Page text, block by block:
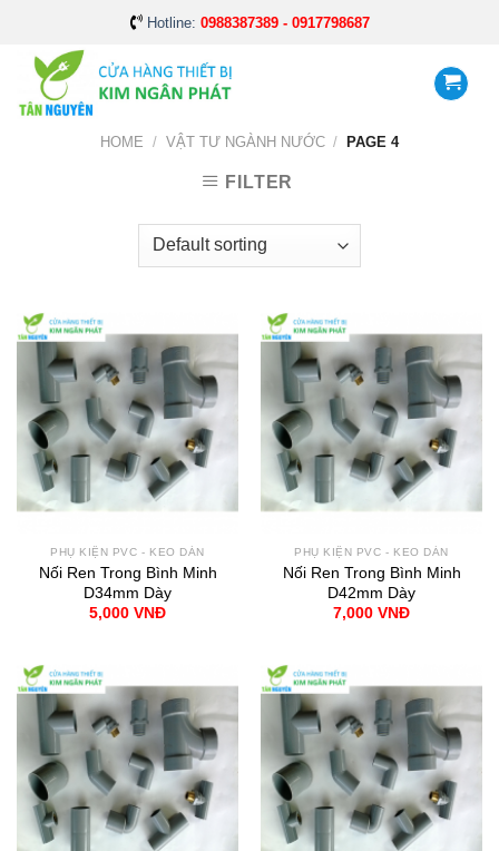
content
Hotline: 0988387389 - 0917798687
HOME / VẬT TƯ NGÀNH NƯỚC / PAGE 4
FILTER
PHỤ KIỆN PVC - KEO DÁN
Nối Ren Trong Bình Minh
D34mm Dày
5,000 VNĐ
PHỤ KIỆN PVC - KEO DÁN
Nối Ren Trong Bình Minh
D42mm Dày
7,000 VNĐ